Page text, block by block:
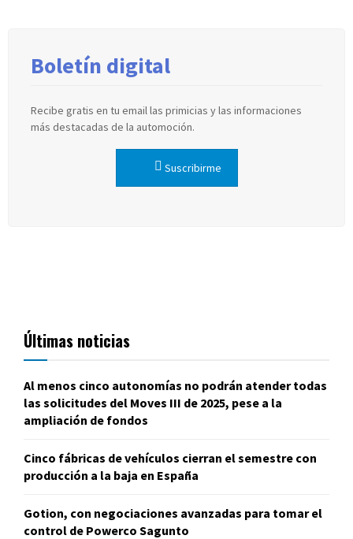
Boletín digital
Recibe gratis en tu email las primicias y las informaciones
más destacadas de la automoción.
Suscribirme
Últimas noticias
Al menos cinco autonomías no podrán atender todas
las solicitudes del Moves III de 2025, pese a la
ampliación de fondos
Cinco fábricas de vehículos cierran el semestre con
producción a la baja en España
Gotion, con negociaciones avanzadas para tomar el
control de Powerco Sagunto